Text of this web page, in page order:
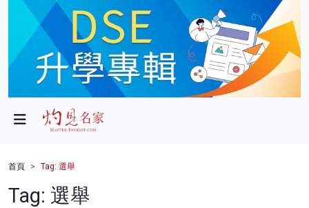
政局
財經
首頁 Tag: 選舉
Tag: 選舉